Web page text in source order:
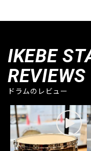
IKEBE
REVIEWS
ドラムのレビュー